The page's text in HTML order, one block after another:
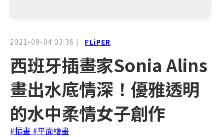
2021-09-04 03:36 | FLiPER
西班牙插畫家Sonia Alins
畫出水底情深！優雅透明
的水中柔情女子創作
#插畫 #平面繪畫